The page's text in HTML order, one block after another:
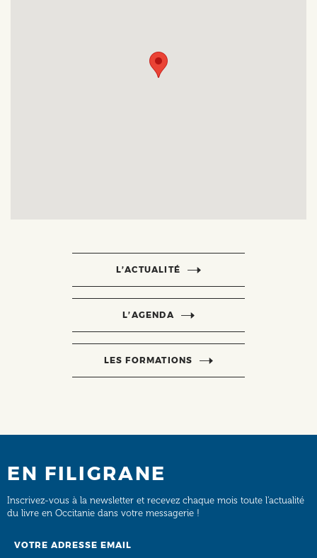
L’ACTUALITÉ
L’AGENDA
LES FORMATIONS
EN FILIGRANE
Inscrivez-vous à la newsletter et recevez chaque mois toute l’actualité
du livre en Occitanie dans votre messagerie !